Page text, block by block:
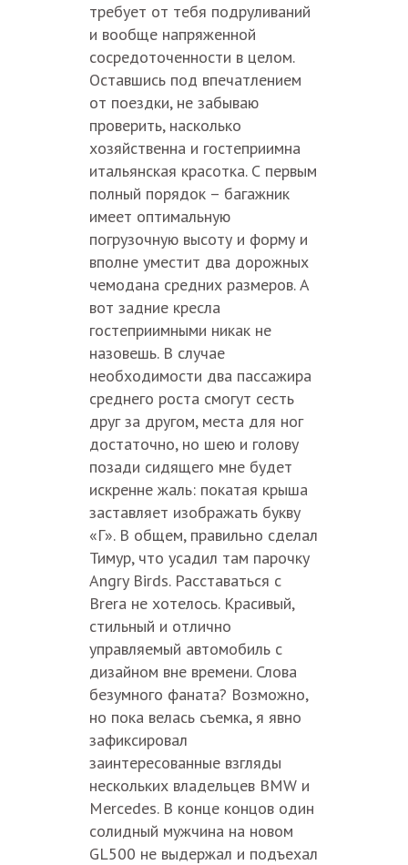
требует от тебя подруливаний
и вообще напряженной
сосредоточенности в целом.
Оставшись под впечатлением
от поездки, не забываю
проверить, насколько
хозяйственна и гостеприимна
итальянская красотка. С первым
полный порядок – багажник
имеет оптимальную
погрузочную высоту и форму и
вполне уместит два дорожных
чемодана средних размеров. А
вот задние кресла
гостеприимными никак не
назовешь. В случае
необходимости два пассажира
среднего роста смогут сесть
друг за другом, места для ног
достаточно, но шею и голову
позади сидящего мне будет
искренне жаль: покатая крыша
заставляет изображать букву
«Г». В общем, правильно сделал
Тимур, что усадил там парочку
Angry Birds. Расставаться с
Brera не хотелось. Красивый,
стильный и отлично
управляемый автомобиль с
дизайном вне времени. Слова
безумного фаната? Возможно,
но пока велась съемка, я явно
зафиксировал
заинтересованные взгляды
нескольких владельцев BMW и
Mercedes. В конце концов один
солидный мужчина на новом
GL500 не выдержал и подъехал